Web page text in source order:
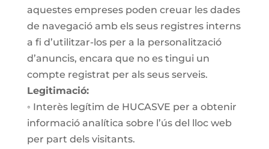
aquestes empreses poden creuar les dades
de navegació amb els seus registres interns
a fi d’utilitzar-los per a la personalització
d’anuncis, encara que no es tingui un
compte registrat per als seus serveis.
Legitimació:
◦ Interès legítim de HUCASVE per a obtenir
informació analítica sobre l’ús del lloc web
per part dels visitants.